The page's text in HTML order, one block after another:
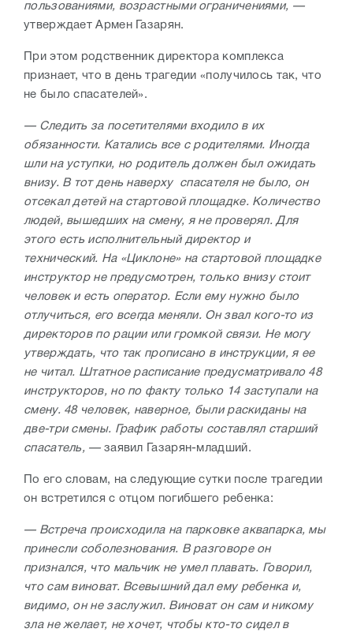
пользованиями, возрастными ограничениями, —
утверждает Армен Газарян.
При этом родственник директора комплекса
признает, что в день трагедии «получилось так, что
не было спасателей».
— Следить за посетителями входило в их
обязанности. Катались все с родителями. Иногда
шли на уступки, но родитель должен был ожидать
внизу. В тот день наверху спасателя не было, он
отсекал детей на стартовой площадке. Количество
людей, вышедших на смену, я не проверял. Для
этого есть исполнительный директор и
технический. На «Циклоне» на стартовой площадке
инструктор не предусмотрен, только внизу стоит
человек и есть оператор. Если ему нужно было
отлучиться, его всегда меняли. Он звал кого-то из
директоров по рации или громкой связи. Не могу
утверждать, что так прописано в инструкции, я ее
не читал. Штатное расписание предусматривало 48
инструкторов, но по факту только 14 заступали на
смену. 48 человек, наверное, были раскиданы на
две-три смены. График работы составлял старший
спасатель, —заявил Газарян-младший.
По его словам, на следующие сутки после трагедии
он встретился с отцом погибшего ребенка:
— Встреча происходила на парковке аквапарка, мы
принесли соболезнования. В разговоре он
признался, что мальчик не умел плавать. Говорил,
что сам виноват. Всевышний дал ему ребенка и,
видимо, он не заслужил. Виноват он сам и никому
зла не желает, не хочет, чтобы кто-то сидел в